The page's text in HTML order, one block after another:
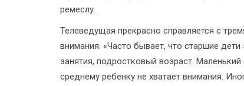
ремеслу.
Телеведущая прекрасно справляется с
внимания. «Часто бывает, что старшие
занятия, подростковый возраст.
среднему ребенку не хватает внимания.